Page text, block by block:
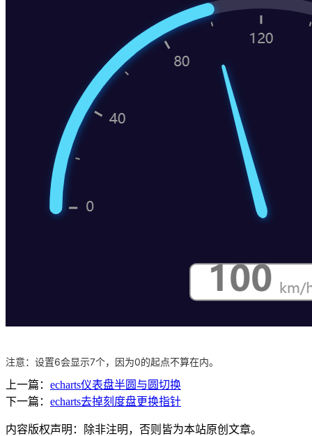
注意：设置6会显示7个，因为0的起点不算在内。
上一篇： echarts仪表盘半圆与圆切换
下一篇： echarts去掉刻度盘更换指针
内容版权声明：除非注明，否则皆为本站原创文章。